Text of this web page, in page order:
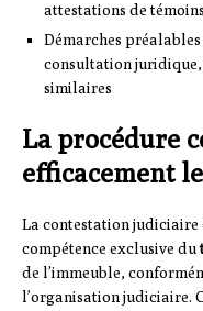
attestations de témoins
Démarches préalables
consultation juridique,
similaires
La procédure
efficacement
La contestation judiciaire
compétence exclusive du
de l’immeuble,
l’organisation judiciaire.